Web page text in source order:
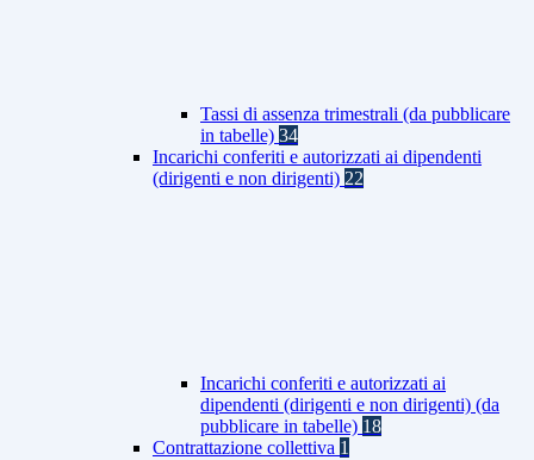
Tassi di assenza trimestrali (da pubblicare
in tabelle) 34
Incarichi conferiti e autorizzati ai dipendenti
(dirigenti e non dirigenti) 22
Incarichi conferiti e autorizzati ai
dipendenti (dirigenti e non dirigenti) (da
pubblicare in tabelle) 18
Contrattazione collettiva 1